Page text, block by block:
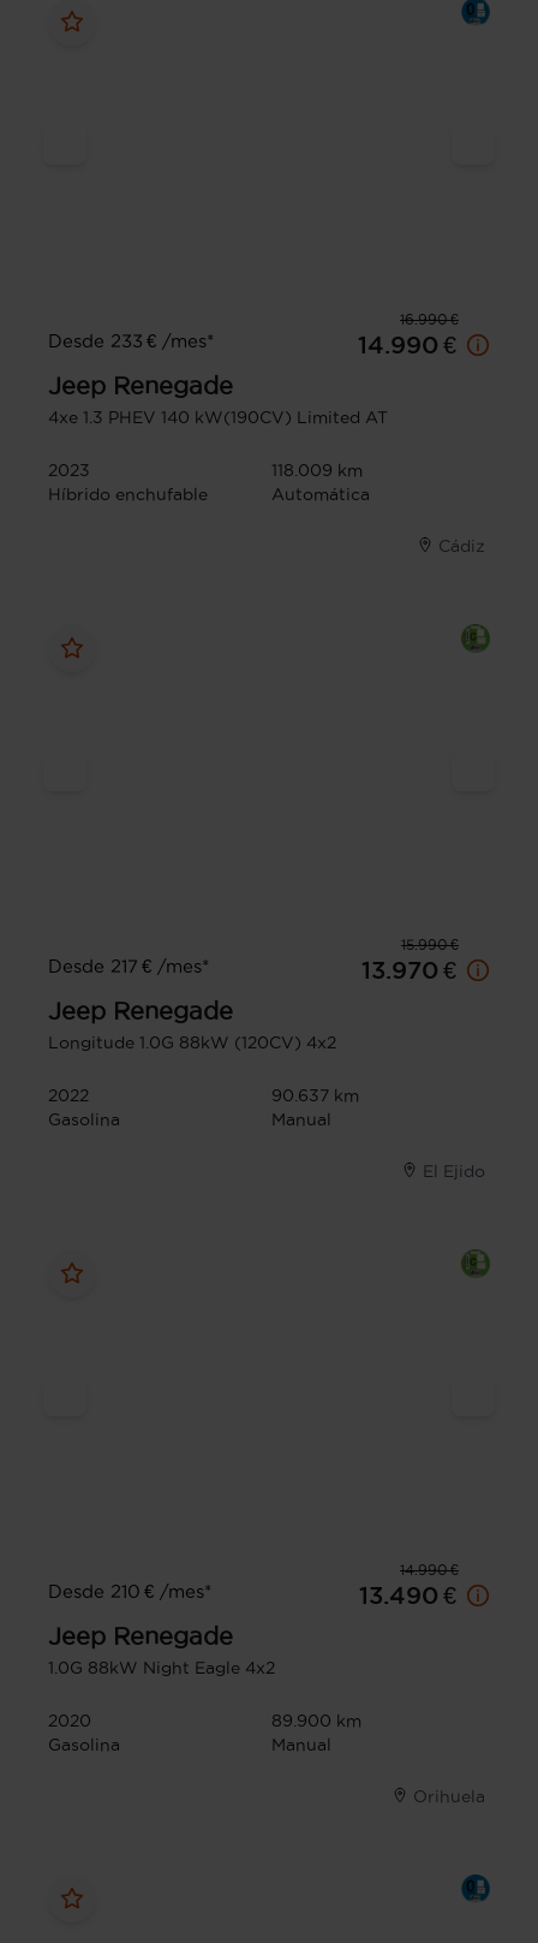
16.990 €
Desde 233 € /mes*
14.990 €
Jeep Renegade
4xe 1.3 PHEV 140 kW(190CV) Limited AT
2023
118.009 km
Híbrido enchufable
Automática
Cádiz
15.990 €
Desde 217 € /mes*
13.970 €
Jeep Renegade
Longitude 1.0G 88kW (120CV) 4x2
2022
90.637 km
Gasolina
Manual
El Ejido
14.990 €
Desde 210 € /mes*
13.490 €
Jeep Renegade
1.0G 88kW Night Eagle 4x2
2020
89.900 km
Gasolina
Manual
Orihuela